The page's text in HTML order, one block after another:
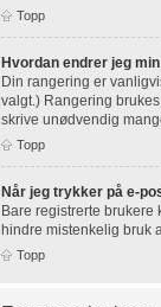
Topp
Hvordan endrer jeg
Din rangering er
valgt.) Rangering
skrive unødvendig
Topp
Når jeg trykker på e-
Bare registrerte brukere
hindre mistenkelig bruk
Topp